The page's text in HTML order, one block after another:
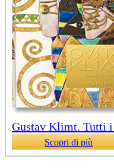
Gustav Klimt. Tutti
Scopri di più